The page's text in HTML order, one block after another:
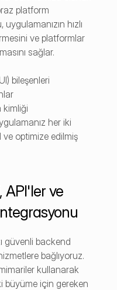
platform
hızlı
ve platformlar
sağlar.
bileşenleri
kimliği
her iki
optimize edilmiş
API'ler ve
güvenli backend
bağlıyoruz.
kullanarak
büyüme için gereken